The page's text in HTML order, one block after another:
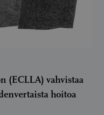
(ECLLA) vahvistaa
hoitoa